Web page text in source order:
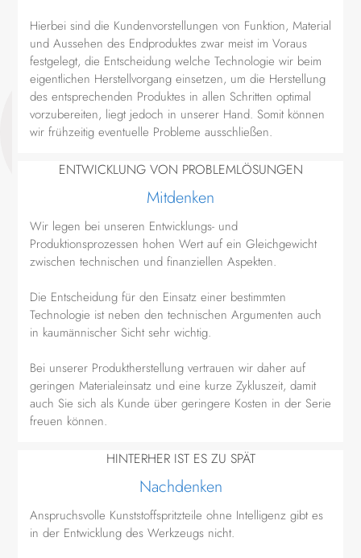
Hierbei sind die Kundenvorstellungen von Funktion, Material
und Aussehen des Endproduktes zwar meist im Voraus
festgelegt, die Entscheidung welche Technologie wir beim
eigentlichen Herstellvorgang einsetzen, um die Herstellung
des entsprechenden Produktes in allen Schritten optimal
vorzubereiten, liegt jedoch in unserer Hand. Somit können
wir frühzeitig eventuelle Probleme ausschließen.
ENTWICKLUNG VON PROBLEMLÖSUNGEN
Mitdenken
Wir legen bei unseren Entwicklungs- und
Produktionsprozessen hohen Wert auf ein Gleichgewicht
zwischen technischen und finanziellen Aspekten.
Die Entscheidung für den Einsatz einer bestimmten
Technologie ist neben den technischen Argumenten auch
in kaumännischer Sicht sehr wichtig.
Bei unserer Produktherstellung vertrauen wir daher auf
geringen Materialeinsatz und eine kurze Zykluszeit, damit
auch Sie sich als Kunde über geringere Kosten in der Serie
freuen können.
HINTERHER IST ES ZU SPÄT
Nachdenken
Anspruchsvolle Kunststoffspritzteile ohne Intelligenz gibt es
in der Entwicklung des Werkzeugs nicht.